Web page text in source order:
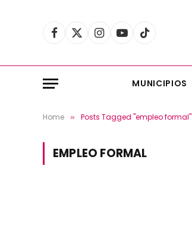
Facebook
X
Instagram
YouTubeTikTok
MUNICIPIOS
Home » Posts Tagged "empleo formal"
EMPLEO FORMAL